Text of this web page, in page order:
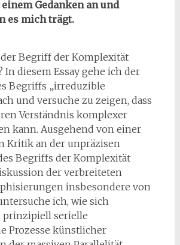
Gedanken an und
es mich trägt.
Begriff der Komplexität
In diesem Essay gehe ich der
Begriffs „irreduzible
und versuche zu zeigen, dass
Verständnis komplexer
kann. Ausgehend von einer
Kritik an der unpräzisen
Begriffs der Komplexität
der verbreiteten
insbesondere von
ich, wie sich
prinzipiell serielle
Prozesse künstlicher